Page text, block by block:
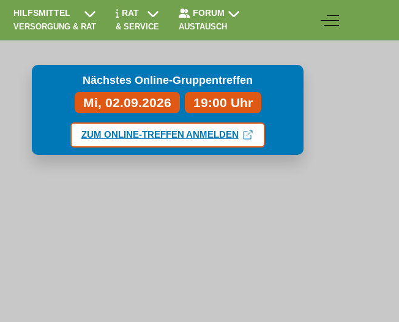
HILFSMITTEL
VERSORGUNG & RAT
RAT
& SERVICE
FORUM
AUSTAUSCH
Off-Canvas
Nächstes Online-Gruppentreffen
Mi, 02.09.2026 19:00 Uhr
ZUM ONLINE-TREFFEN ANMELDEN